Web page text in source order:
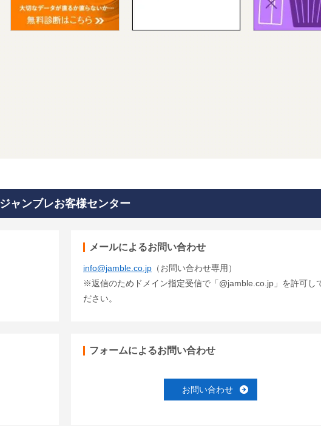
ジャンブレお客様センター
メールによるお問い合わせ
info@jamble.co.jp （お問い合わせ専用）
※返信のためドメイン指定受信で「@jamble.co.jp」を許可し
ださい。
フォームによるお問い合わせ
お問い合わせ